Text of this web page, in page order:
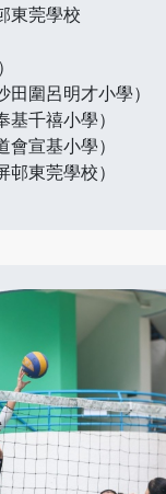
東莞學校
田圍呂明才小學）
基千禧小學）
會宣基小學）
邨東莞學校）